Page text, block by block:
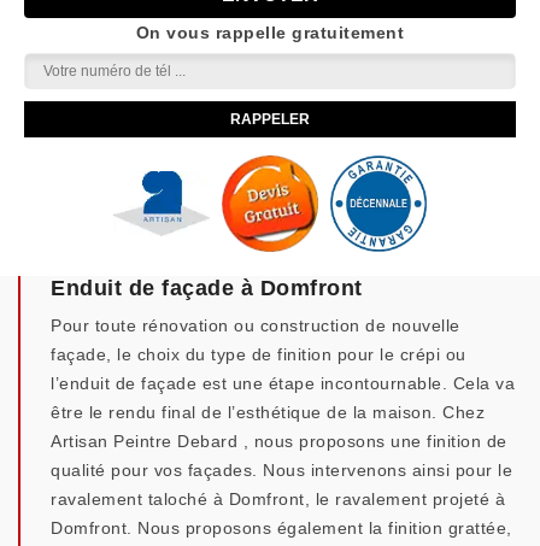
On vous rappelle gratuitement
Enduit de façade à Domfront
Pour toute rénovation ou construction de nouvelle
façade, le choix du type de finition pour le crépi ou
l’enduit de façade est une étape incontournable. Cela va
être le rendu final de l’esthétique de la maison. Chez
Artisan Peintre Debard , nous proposons une finition de
qualité pour vos façades. Nous intervenons ainsi pour le
ravalement taloché à Domfront, le ravalement projeté à
Domfront. Nous proposons également la finition grattée,